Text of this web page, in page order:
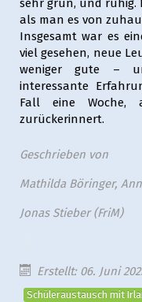
sehr grün, und ruhig.
als man es von
Insgesamt war es
viel gesehen, neue
weniger gute –
interessante
Fall eine
zurückerinnert.
Geschrieben von
Mathilda Böringer,
Jonas Stieber (FriM)
Erstellt: 06. Juni
Schüleraustausch mit